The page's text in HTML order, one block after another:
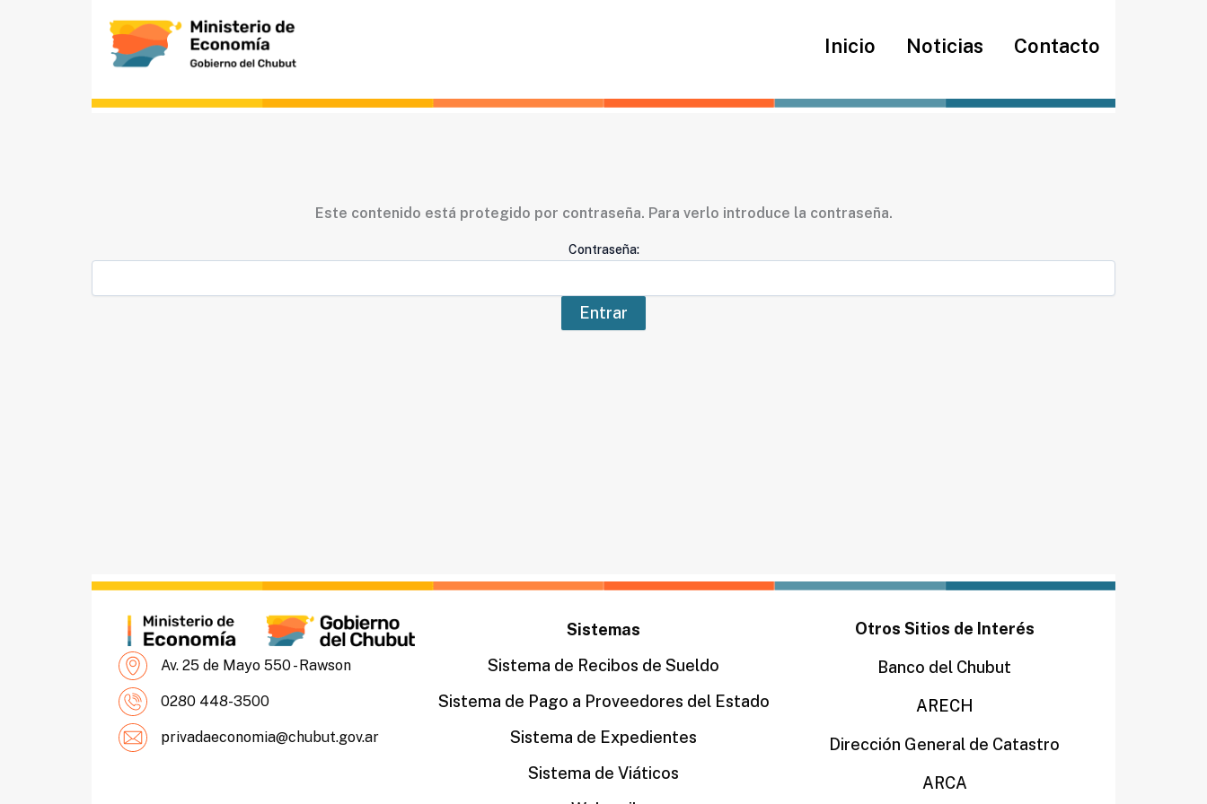
Inicio Noticias Contacto
Este contenido está protegido por contraseña. Para verlo introduce la contraseña.
Contraseña:
Av. 25 de Mayo 550 - Rawson
0280 448-3500
privadaeconomia@chubut.gov.ar
Sistemas
Sistema de Recibos de Sueldo
Sistema de Pago a Proveedores del Estado
Sistema de Expedientes
Sistema de Viáticos
Otros Sitios de Interés
Banco del Chubut
ARECH
Dirección General de Catastro
ARCA